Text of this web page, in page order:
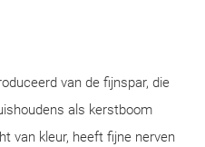
van de fijnspar, die
als kerstboom
van kleur, heeft fijne nerven